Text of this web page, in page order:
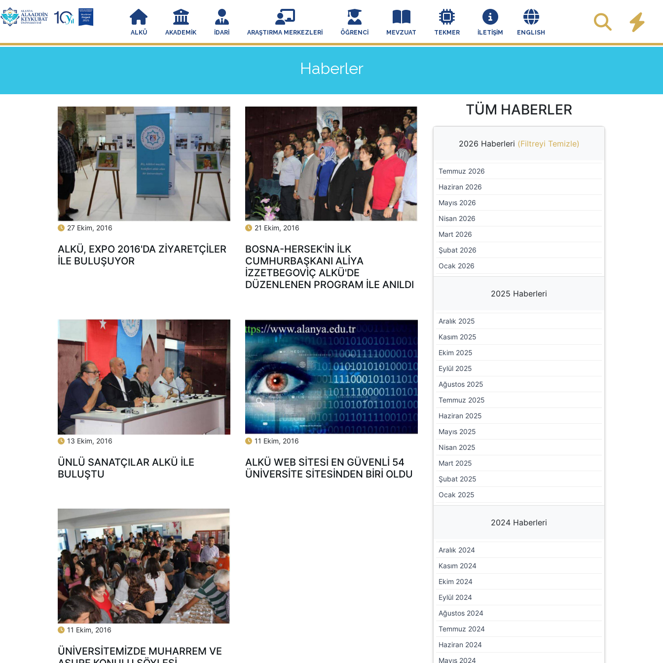
ALKÜ AKADEMIK İDARI ARAŞTIRMA MERKEZLERI ÖĞRENCI MEVZUAT TEKMER İLETİŞİM ENGLISH
Haberler
27 Ekim, 2016
ALKÜ, EXPO 2016'DA ZIYARETÇILER
İLE BULUŞUYOR
21 Ekim, 2016
BOSNA-HERSEK'IN ILK
CUMHURBAŞKANI ALIYA
İZZETBEGOVIÇ ALKÜ'DE
DÜZENLENEN PROGRAM ILE ANILDI
13 Ekim, 2016
ÜNLÜ SANATÇILAR ALKÜ İLE
BULUŞTU
11 Ekim, 2016
ALKÜ WEB SITESI EN GÜVENLI 54
ÜNIVERSITE SITESINDEN BIRI OLDU
11 Ekim, 2016
ÜNIVERSITEMIZDE MUHARREM VE
TÜM HABERLER
2026 Haberleri (Filtreyi Temizle)
Temmuz 2026
Haziran 2026
Mayıs 2026
Nisan 2026
Mart 2026
Şubat 2026
Ocak 2026
2025 Haberleri
Aralık 2025
Kasım 2025
Ekim 2025
Eylül 2025
Ağustos 2025
Temmuz 2025
Haziran 2025
Mayıs 2025
Nisan 2025
Mart 2025
Şubat 2025
Ocak 2025
2024 Haberleri
Aralık 2024
Kasım 2024
Ekim 2024
Eylül 2024
Ağustos 2024
Temmuz 2024
Haziran 2024
Mayıs 2024